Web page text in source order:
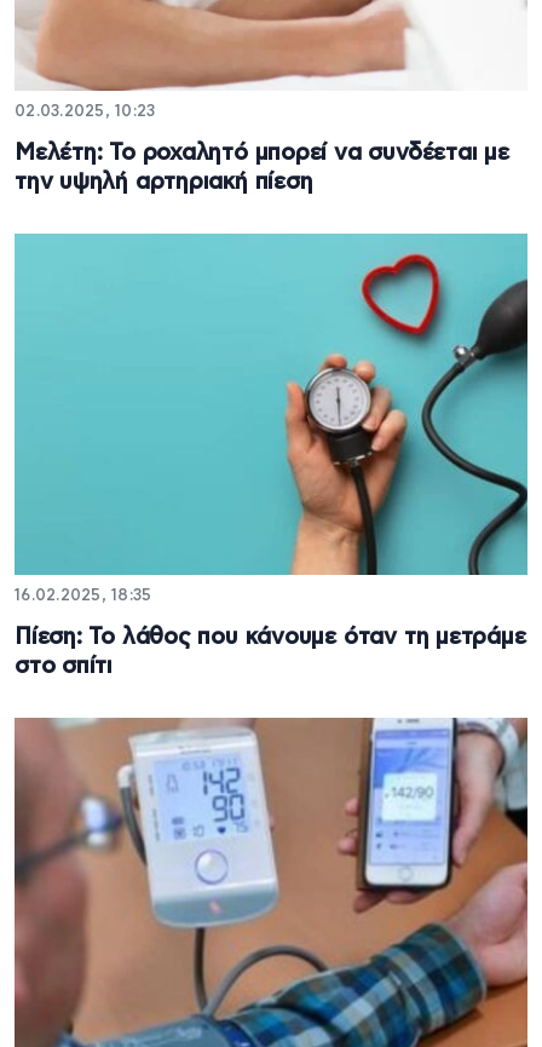
02.03.2025, 10:23
Μελέτη: Το ροχαλητό μπορεί να συνδέεται με
την υψηλή αρτηριακή πίεση
16.02.2025, 18:35
Πίεση: Το λάθος που κάνουμε όταν τη μετράμε
στο σπίτι